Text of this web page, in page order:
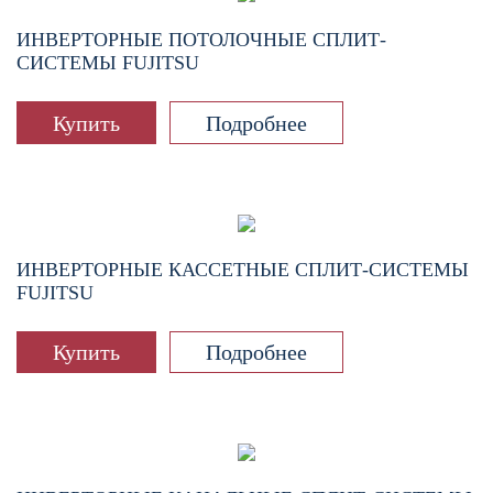
ИНВЕРТОРНЫЕ ПОТОЛОЧНЫЕ СПЛИТ-
СИСТЕМЫ FUJITSU
Купить Подробнее
ИНВЕРТОРНЫЕ КАССЕТНЫЕ СПЛИТ-СИСТЕМЫ
FUJITSU
Купить Подробнее